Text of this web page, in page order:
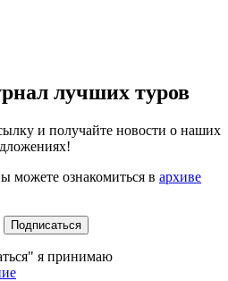
лучших туров
и получайте новости о наших
ознакомиться в архиве
Подписаться
я принимаю